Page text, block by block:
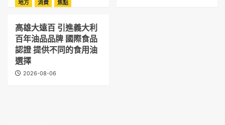
地方
消費 焦點
高雄大遠百 引進義大利
百年油品品牌 國際食品
認證 提供不同的食用油
選擇
2026-08-06